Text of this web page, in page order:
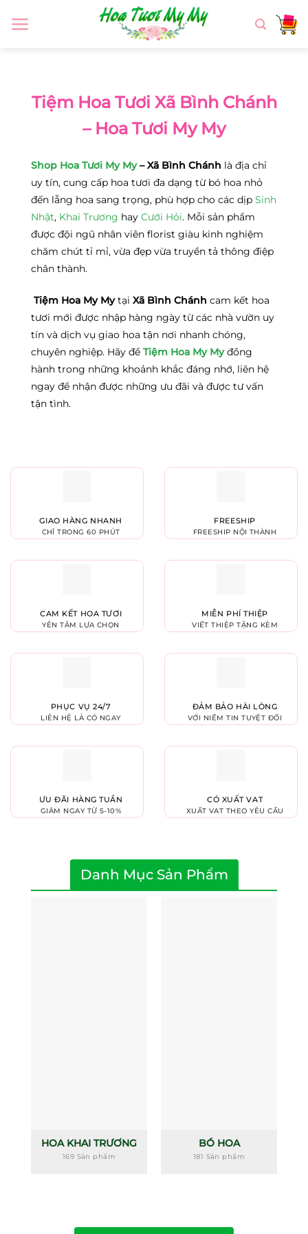
đến
Tiệm Hoa Tươi Xã Bình Chánh
– Hoa Tươi My My
Shop Hoa Tươi My My– Xã Bình Chánh là địa chỉ
uy tín, cung cấp hoa tươi đa dạng từ bó hoa nhỏ
đến lẵng hoa sang trọng, phù hợp cho các dịp Sinh
Nhật, Khai Trương hay Cưới Hỏi. Mỗi sản phẩm
được đội ngũ nhân viên florist giàu kinh nghiệm
chăm chút tỉ mỉ, vừa đẹp vừa truyền tả thông điệp
chân thành.
Tiệm Hoa My Mytại Xã Bình Chánh cam kết hoa
tươi mới được nhập hàng ngày từ các nhà vườn uy
tín và dịch vụ giao hoa tận nơi nhanh chóng,
chuyên nghiệp. Hãy để Tiệm Hoa My My đồng
hành trong những khoảnh khắc đáng nhớ, liên hệ
ngay để nhận được những ưu đãi và được tư vấn
tận tình.
GIAO HÀNG NHANH
CHỈ TRONG 60 PHÚT
FREESHIP
FREESHIP NỘI THÀNH
CAM KẾT HOA TƯƠI
YÊN TÂM LỰA CHỌN
MIỄN PHÍ THIỆP
VIẾT THIỆP TẶNG KÈM
PHỤC VỤ 24/7
LIÊN HỆ LÀ CÓ NGAY
ĐẢM BẢO HÀI LÒNG
VỚI NIỀM TIN TUYỆT ĐỐI
ƯU ĐÃI HÀNG TUẦN
GIẢM NGAY TỪ 5-10%
CÓ XUẤT VAT
XUẤT VAT THEO YÊU CẦU
Danh Mục Sản Phẩm
HOA KHAI TRƯƠNG
169 Sản phẩm
BÓ HOA
181 Sản phẩm